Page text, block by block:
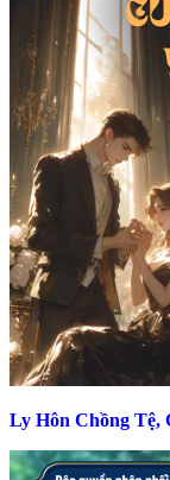
Ly Hôn Chồng